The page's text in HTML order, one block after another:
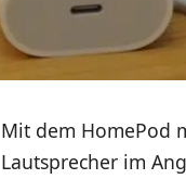
Mit dem HomePod
Lautsprecher im